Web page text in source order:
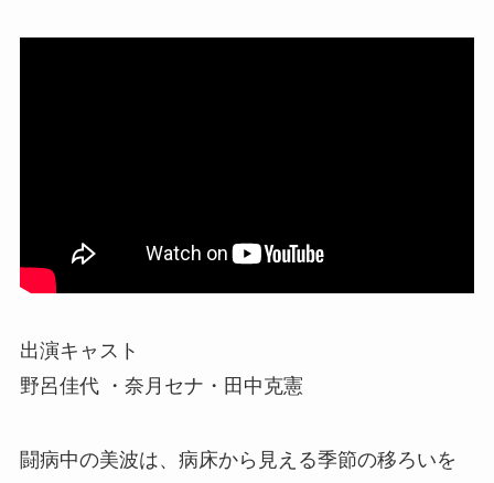
出演キャスト
野呂佳代 ・奈月セナ・田中克憲
闘病中の美波は、病床から見える季節の移ろいを